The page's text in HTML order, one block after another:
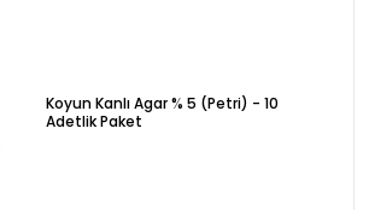
Koyun Kanlı Agar % 5 (Petri) - 10
Adetlik Paket